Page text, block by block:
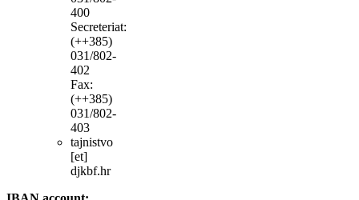
400
Secreteriat:
(++385)
031/802-
402
Fax:
(++385)
031/802-
403
tajnistvo
[et]
djkbf.hr